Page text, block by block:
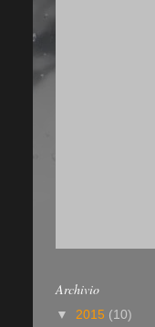
Archivio
▼ 2015 (10)